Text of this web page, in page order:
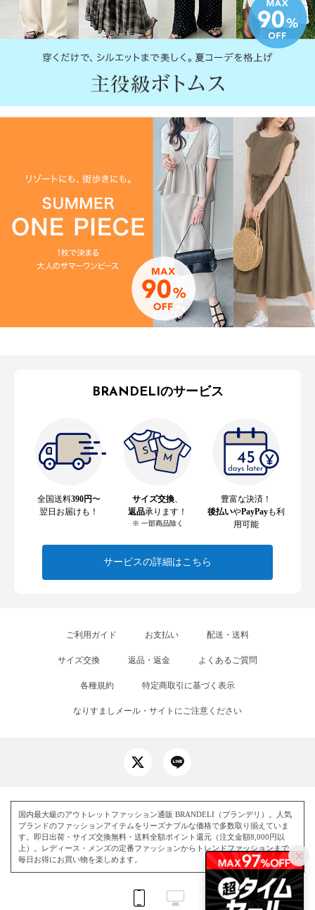
BRANDELIのサービス
全国送料390円〜
翌日お届けも！
サイズ交換
返品承ります！
※ 一部商品除く
豊富な決済！
後払いやPayPayも利
用可能
サービスの詳細はこちら
ご利用ガイド お支払い 配送・送料
サイズ交換 返品・返金 よくあるご質問
各種規約 特定商取引に基づく表示
なりすましメール・サイトにご注意ください
国内最大級のアウトレットファッション通販 BRANDELI（ブランデリ）。人気
ブランドのファッションアイテムをリーズナブルな価格で多数取り揃えていま
す。即日出荷・サイズ交換無料・送料全額ポイント還元（注文金額8,000円以
上）。レディース・メンズの定番ファッションからトレンドファッションまで、
毎日お得にお買い物を楽しめます。